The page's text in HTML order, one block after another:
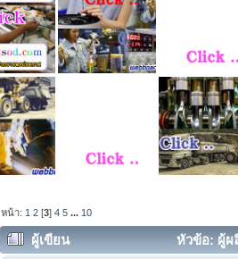
หน้า: 1 2 [3]4 5 ... 10
ผู้เขียน
หัวข้อ: ผู้ผ